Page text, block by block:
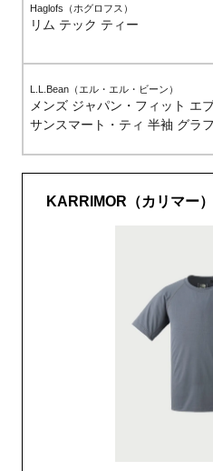
Haglofs（ホグロフス）
リム テック ティー
L.L.Bean（エル・エル・ビーン）
メンズ ジャパン・フィット エ
サンスマート・ティ 半袖 グラ
KARRIMOR（カリマー